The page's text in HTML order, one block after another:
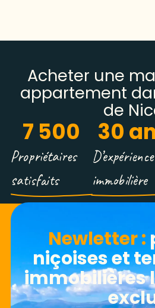
Acheter une
appartement
de
Propriétaires
satisfaits
7 500
D’expérience
immobilière
30
Newletter​ :
niçoises et
immobilières